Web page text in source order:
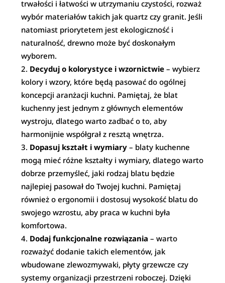
trwałości i łatwości w utrzymaniu czystości, rozważ
wybór materiałów takich jak quartz czy granit. Jeśli
natomiast priorytetem jest ekologiczność i
naturalność, drewno może być doskonałym
wyborem.
Decyduj o kolorystyce i wzornictwie – wybierz
kolory i wzory, które będą pasować do ogólnej
koncepcji aranżacji kuchni. Pamiętaj, że blat
kuchenny jest jednym z głównych elementów
wystroju, dlatego warto zadbać o to, aby
harmonijnie współgrał z resztą wnętrza.
Dopasuj kształt i wymiary – blaty kuchenne
mogą mieć różne kształty i wymiary, dlatego warto
dobrze przemyśleć, jaki rodzaj blatu będzie
najlepiej pasował do Twojej kuchni. Pamiętaj
również o ergonomii i dostosuj wysokość blatu do
swojego wzrostu, aby praca w kuchni była
komfortowa.
Dodaj funkcjonalne rozwiązania – warto
rozważyć dodanie takich elementów, jak
wbudowane zlewozmywaki, płyty grzewcze czy
systemy organizacji przestrzeni roboczej. Dzięki